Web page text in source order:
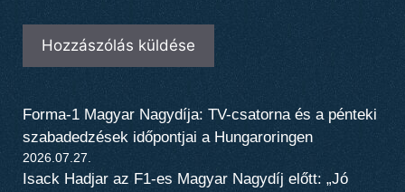
Forma-1 Magyar Nagydíja: TV-csatorna és a pénteki
szabadedzések időpontjai a Hungaroringen
2026.07.27.
Isack Hadjar az F1-es Magyar Nagydíj előtt: „Jó